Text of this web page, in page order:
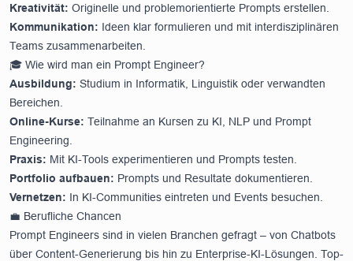
Kreativität: Originelle und problemorientierte Prompts erstellen.
Kommunikation: Ideen klar formulieren und mit interdisziplinären
Teams zusammenarbeiten.
🎓 Wie wird man ein Prompt Engineer?
Ausbildung: Studium in Informatik, Linguistik oder verwandten
Bereichen.
Online-Kurse: Teilnahme an Kursen zu KI, NLP und Prompt
Engineering.
Praxis: Mit KI-Tools experimentieren und Prompts testen.
Portfolio aufbauen: Prompts und Resultate dokumentieren.
Vernetzen: In KI-Communities eintreten und Events besuchen.
💼 Berufliche Chancen
Prompt Engineers sind in vielen Branchen gefragt – von Chatbots
über Content-Generierung bis hin zu Enterprise-KI-Lösungen. Top-